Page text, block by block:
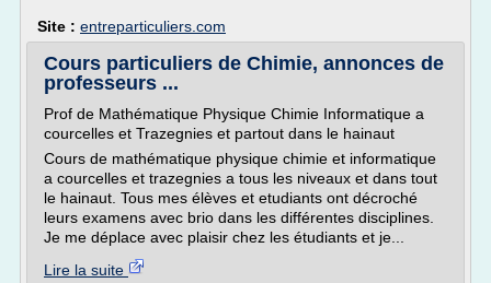
Site : entreparticuliers.com
Cours particuliers de Chimie, annonces de
professeurs ...
Prof de Mathématique Physique Chimie Informatique a
courcelles et Trazegnies et partout dans le hainaut
Cours de mathématique physique chimie et informatique
a courcelles et trazegnies a tous les niveaux et dans tout
le hainaut. Tous mes élèves et etudiants ont décroché
leurs examens avec brio dans les différentes disciplines.
Je me déplace avec plaisir chez les étudiants et je...
Lire la suite